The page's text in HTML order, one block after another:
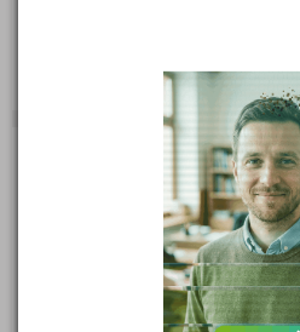
Zobrazení detailu tento měsíc: 0